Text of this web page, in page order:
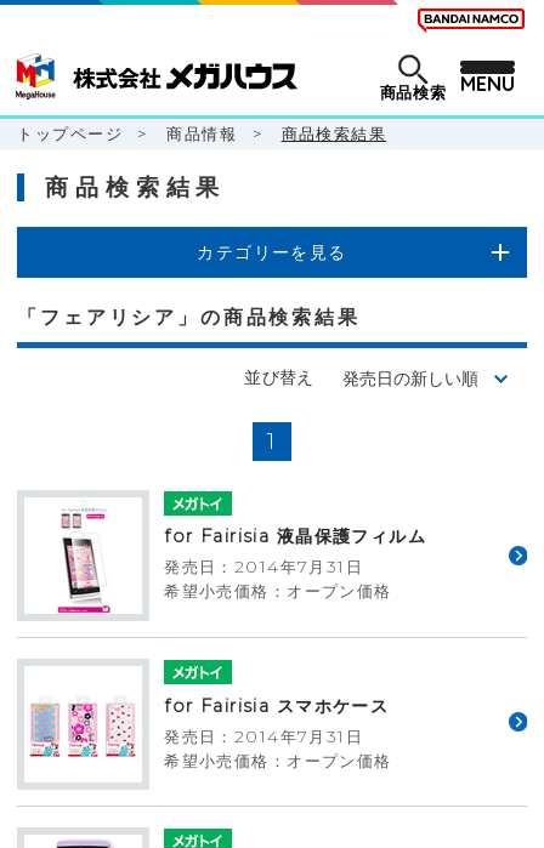
商品検索 MENU
トップページ > 商品情報 > 商品検索結果
商品検索結果
カテゴリーを見る
「フェアリシア」の商品検索結果
並び替え
1
for Fairisia 液晶保護フィルム
発売日：2014年7月31日
希望小売価格：オープン価格
for Fairisia スマホケース
発売日：2014年7月31日
希望小売価格：オープン価格